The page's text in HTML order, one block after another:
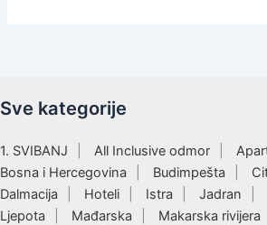
Sve kategorije
1. SVIBANJ All Inclusive odmor
Bosna i Hercegovina
Budimpešta
Dalmacija
Hoteli Istra Jadran
Ljepota
Mađarska Makarska rivijera